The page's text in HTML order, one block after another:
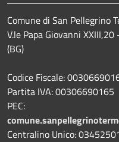
Comune di San Pellegrino
V.le Papa Giovanni
(BG)
Codice Fiscale:
Partita IVA: 00306690165
PEC:
Centralino Unico: